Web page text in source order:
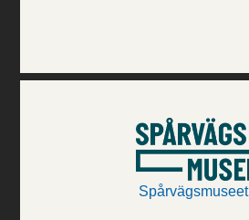
Spårvägsmuseet